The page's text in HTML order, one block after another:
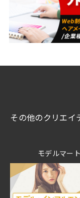
その他のクリエイ
モデルマート